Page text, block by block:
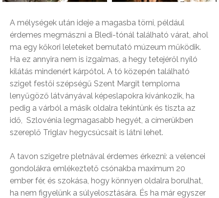
A mélységek után ideje a magasba törni, például
érdemes megmászni a Bledi-tónál található várat, ahol
ma egy kőkori leleteket bemutató múzeum működik.
Ha ez annyira nem is izgalmas, a hegy tetejéről nyíló
kilátás mindenért kárpótol. A tó közepén található
sziget festői szépségű Szent Margit temploma
lenyűgöző látványával képeslapokra kívánkozik, ha
pedig a várból a másik oldalra tekintünk és tiszta az
idő, Szlovénia legmagasabb hegyét, a címerükben
szereplő Triglav hegycsúcsait is látni lehet.
A tavon szigetre pletnával érdemes érkezni: a velencei
gondolákra emlékeztető csónakba maximum 20
ember fér, és szokása, hogy könnyen oldalra borulhat,
ha nem figyelünk a súlyelosztására. És ha már egyszer